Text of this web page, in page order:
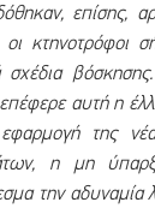
επίσης,
κτηνοτρόφοι
σχέδια
αυτή η
της
η μη
την αδυναμία